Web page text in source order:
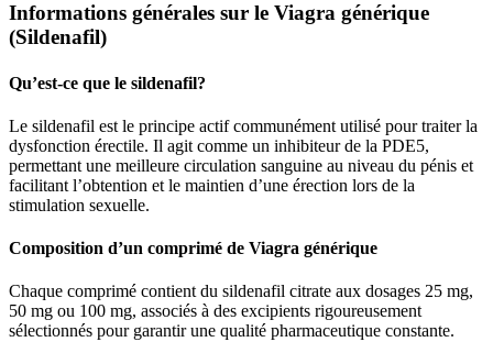
Informations générales sur le Viagra générique
(Sildenafil)
Qu’est-ce que le sildenafil?
Le sildenafil est le principe actif communément utilisé pour traiter la
dysfonction érectile. Il agit comme un inhibiteur de la PDE5,
permettant une meilleure circulation sanguine au niveau du pénis et
facilitant l’obtention et le maintien d’une érection lors de la
stimulation sexuelle.
Composition d’un comprimé de Viagra générique
Chaque comprimé contient du sildenafil citrate aux dosages 25 mg,
50 mg ou 100 mg, associés à des excipients rigoureusement
sélectionnés pour garantir une qualité pharmaceutique constante.